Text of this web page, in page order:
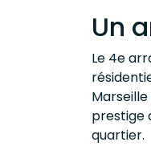
Un
Le 4e
prestige
quartier.